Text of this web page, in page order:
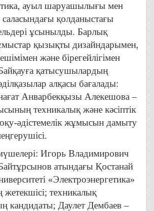
ауыл шаруашылығы мен
қолданыстағы
ұсынылды. Барлық
қызықты дизайндарымен,
және бірегейлігімен
қатысушылардың
алқасы бағалады:
Анварбекқызы Алекешова –
техникалық және кәсіптік
оқу-әдістемелік жұмысын дамыту
Игорь Владимирович
атындағы Қостанай
«Электроэнергетика»
техникалық
кандидаты; Даулет Дембаев –